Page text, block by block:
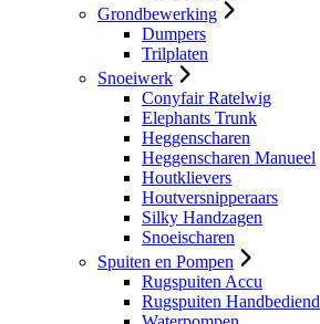
Grondbewerking
Dumpers
Trilplaten
Snoeiwerk
Conyfair Ratelwig
Elephants Trunk
Heggenscharen
Heggenscharen Manueel
Houtklievers
Houtversnipperaars
Silky Handzagen
Snoeischaren
Spuiten en Pompen
Rugspuiten Accu
Rugspuiten Handbediend